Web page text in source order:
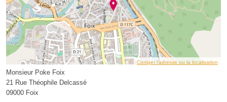
Corriger l’adresse ou la localisation
Monsieur Poke Foix
21 Rue Théophile Delcassé
09000 Foix